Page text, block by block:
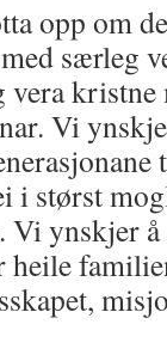
opp om
særleg
kristne
Vi
i størst
Vi ynskjer
heile